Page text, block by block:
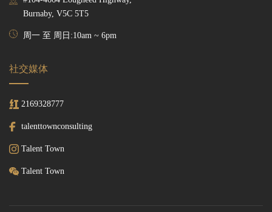
Burnaby, V5C 5T5
周一 至 周日:10am ~ 6pm
社交媒体
2169328777
talenttownconsulting
Talent Town
Talent Town